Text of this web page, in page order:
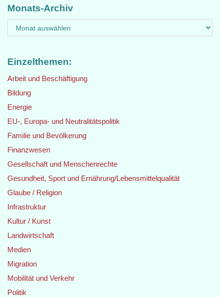
Monats-Archiv
Einzelthemen:
Arbeit und Beschäftigung
Bildung
Energie
EU-, Europa- und Neutralitätspolitik
Familie und Bevölkerung
Finanzwesen
Gesellschaft und Menschenrechte
Gesundheit, Sport und Ernährung/Lebensmittelqualität
Glaube / Religion
Infrastruktur
Kultur / Kunst
Landwirtschaft
Medien
Migration
Mobilität und Verkehr
Politik